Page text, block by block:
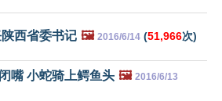
西省委书记 🖼️ 2016/6/14 (51,966次)
嘴 小蛇骑上鳄鱼头 🖼️ 2016/6/13